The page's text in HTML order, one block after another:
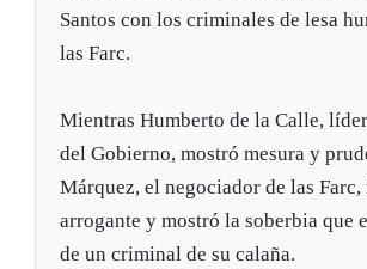
Santos con los criminales de lesa
las Farc.
Mientras Humberto de la Calle,
del Gobierno, mostró mesura y
Márquez, el negociador de las Farc,
arrogante y mostró la soberbia que
de un criminal de su calaña.